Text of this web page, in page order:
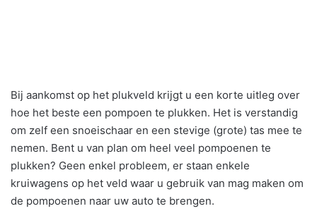
Bij aankomst op het plukveld krijgt u een korte uitleg over
hoe het beste een pompoen te plukken. Het is verstandig
om zelf een snoeischaar en een stevige (grote) tas mee te
nemen. Bent u van plan om heel veel pompoenen te
plukken? Geen enkel probleem, er staan enkele
kruiwagens op het veld waar u gebruik van mag maken om
de pompoenen naar uw auto te brengen.